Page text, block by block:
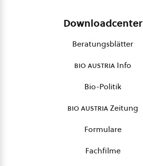
Downloadcenter
Beratungsblätter
bio austria Info
Bio-Politik
bio austriaZeitung
Formulare
Fachfilme